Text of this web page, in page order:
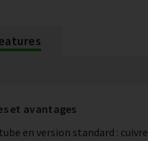
et avantages
en version standard : cuivre